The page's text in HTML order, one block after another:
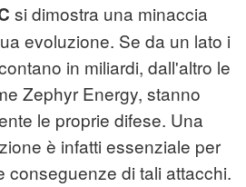
si dimostra una minaccia
evoluzione. Se da un lato i
in miliardi, dall'altro le
Zephyr Energy, stanno
le proprie difese. Una
è infatti essenziale per
conseguenze di tali attacchi.